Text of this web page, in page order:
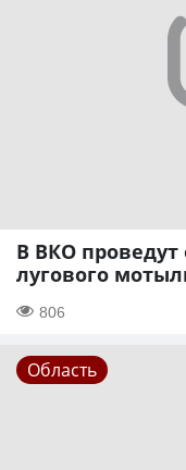
В ВКО проведут
лугового
806
Область